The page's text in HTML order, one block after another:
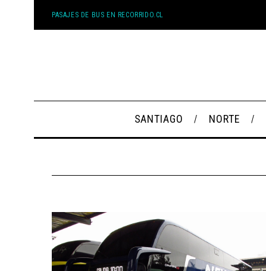
PASAJES DE BUS EN RECORRIDO.CL
SANTIAGO NORTE